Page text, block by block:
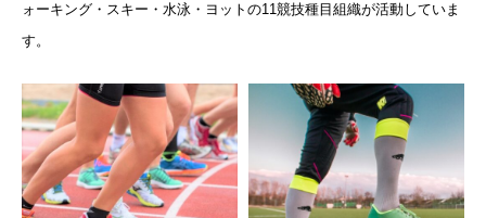
ォーキング・スキー・水泳・ヨットの11競技種目組織が活動していま
す。